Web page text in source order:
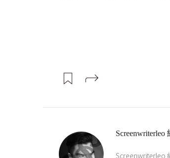
Screenwriterleo
Screenwriterleo